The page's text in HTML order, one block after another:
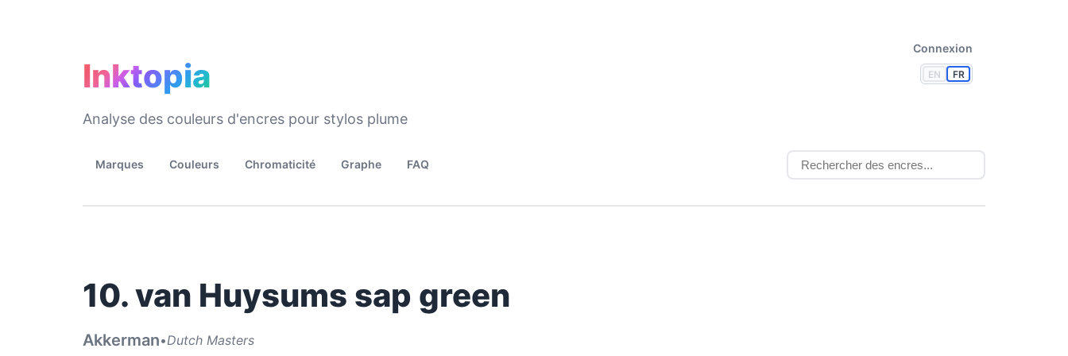
EN FR
Connexion
Inktopia
Analyse des couleurs d'encres pour stylos plume
Marques Couleurs Chromaticité Graphe FAQ
10. van Huysums sap green
Akkerman•Dutch Masters